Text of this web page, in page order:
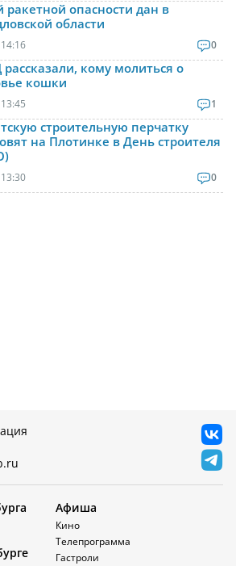
ракетной опасности дан в
области
0
кому молиться о
кошки
1
строительную перчатку
на Плотинке в День строителя
0
Афиша
Кино
Телепрограмма
Гастроли